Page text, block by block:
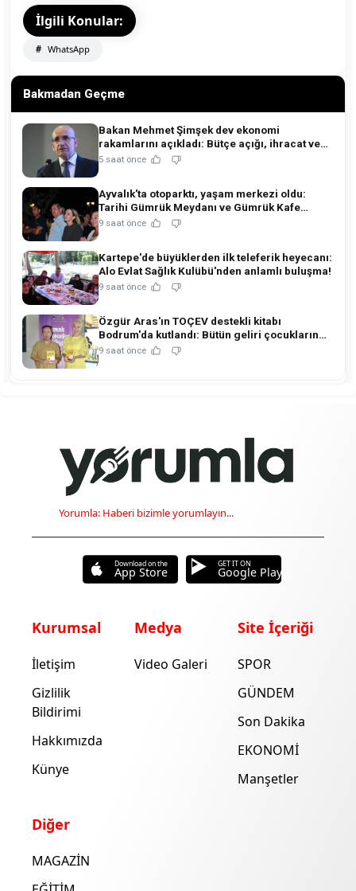
İlgili Konular:
WhatsApp
Bakmadan Geçme
Bakan Mehmet Şimşek dev ekonomi
rakamlarını açıkladı: Bütçe açığı, ihracat ve
rezervlerde kritik tablo!
5 saat önce
Ayvalık'ta otoparktı, yaşam merkezi oldu:
Tarihi Gümrük Meydanı ve Gümrük Kafe
açıldı!
9 saat önce
Kartepe'de büyüklerden ilk teleferik heyecanı:
Alo Evlat Sağlık Kulübü'nden anlamlı buluşma!
9 saat önce
Özgür Aras'ın TOÇEV destekli kitabı
Bodrum'da kutlandı: Bütün geliri çocukların
eğitimine!
9 saat önce
Yorumla: Haberi bizimle yorumlayın...
Download on the
App Store
GET IT ON
Google Play
Kurumsal
İletişim
Gizlilik
Bildirimi
Hakkımızda
Künye
Medya
Video Galeri
Site İçeriği
SPOR
GÜNDEM
Son Dakika
EKONOMİ
Manşetler
Diğer
MAGAZİN